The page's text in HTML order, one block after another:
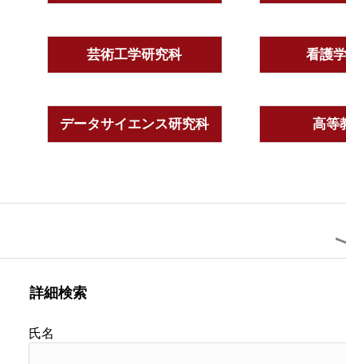
芸術工学研究科 看護
データサイエンス研究科 高等
詳細検索
氏名